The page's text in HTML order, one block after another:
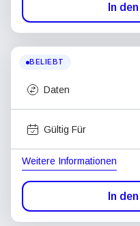
In
BELIEBT
Daten
Gültig Für
Weitere Informationen
In